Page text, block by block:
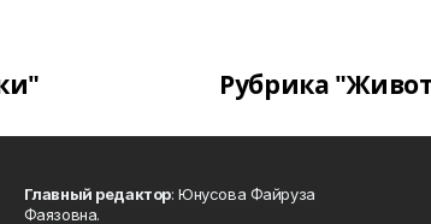
Рубрика
Главный редактор: Юнусова Файруза
Фаязовна.